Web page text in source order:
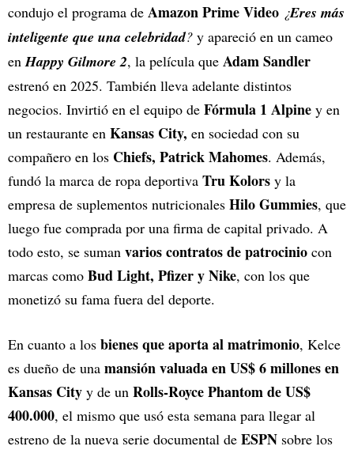
condujo el programa de Amazon Prime Video ¿Eres más
inteligente que una celebridad? y apareció en un cameo
enHappy Gilmore 2, la película que Adam Sandler
estrenó en 2025. También lleva adelante distintos
negocios. Invirtió en el equipo de Fórmula 1 Alpine y en
un restaurante en Kansas City, en sociedad con su
compañero en los Chiefs, Patrick Mahomes. Además,
fundó la marca de ropa deportiva Tru Kolors y la
empresa de suplementos nutricionales Hilo Gummies, que
luego fue comprada por una firma de capital privado. A
todo esto, se suman varios contratos de patrocinio con
marcas como Bud Light, Pfizer y Nike, con los que
monetizó su fama fuera del deporte.
En cuanto a los bienes que aporta al matrimonio, Kelce
es dueño de una mansión valuada en US$ 6 millones en
Kansas City y de un Rolls-Royce Phantom de US$
400.000, el mismo que usó esta semana para llegar al
estreno de la nueva serie documental de ESPN sobre los